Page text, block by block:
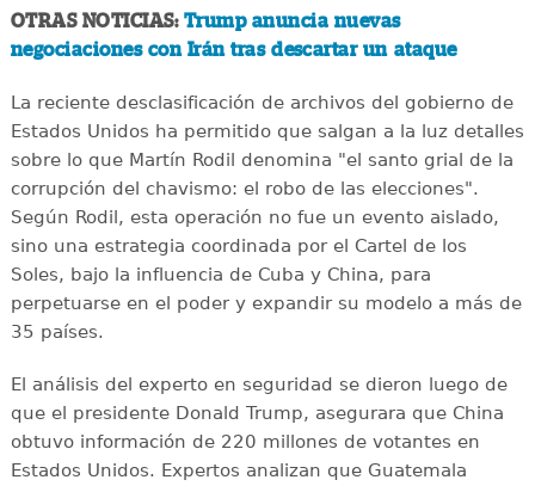
OTRAS NOTICIAS: Trump anuncia nuevas
negociaciones con Irán tras descartar un ataque
La reciente desclasificación de archivos del gobierno de
Estados Unidos ha permitido que salgan a la luz detalles
sobre lo que Martín Rodil denomina "el santo grial de la
corrupción del chavismo: el robo de las elecciones".
Según Rodil, esta operación no fue un evento aislado,
sino una estrategia coordinada por el Cartel de los
Soles, bajo la influencia de Cuba y China, para
perpetuarse en el poder y expandir su modelo a más de
35 países.
El análisis del experto en seguridad se dieron luego de
que el presidente Donald Trump, asegurara que China
obtuvo información de 220 millones de votantes en
Estados Unidos. Expertos analizan que Guatemala